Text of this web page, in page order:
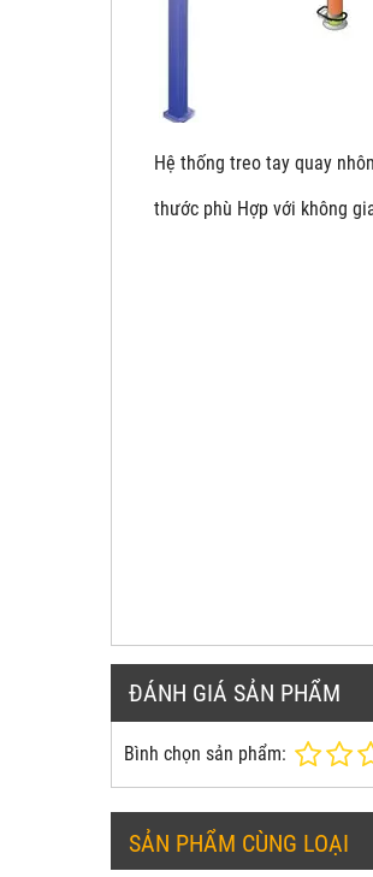
Hệ thống treo tay
thước phù Hợp với không
ĐÁNH GIÁ SẢN PHẨM
Bình chọn sản phẩm:
SẢN PHẨM CÙNG LOẠI